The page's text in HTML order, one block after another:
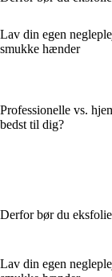
Lav din egen
smukke hænder
Professionelle vs.
bedst til dig?
Derfor bør du
Lav din egen